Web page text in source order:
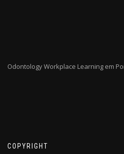
Odontology Workplace Learning em
COPYRIGHT